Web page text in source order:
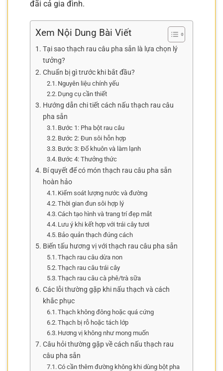
đãi cả gia đình.
Xem Nội Dung Bài Viết
Tại sao thạch rau câu pha sẵn là lựa chọn lý
tưởng?
Chuẩn bị gì trước khi bắt đầu?
Nguyên liệu chính yếu
Dụng cụ cần thiết
Hướng dẫn chi tiết cách nấu thạch rau câu
pha sẵn
Bước 1: Pha bột rau câu
Bước 2: Đun sôi hỗn hợp
Bước 3: Đổ khuôn và làm lạnh
Bước 4: Thưởng thức
Bí quyết để có món thạch rau câu pha sẵn
hoàn hảo
Kiểm soát lượng nước và đường
Thời gian đun sôi hợp lý
Cách tạo hình và trang trí đẹp mắt
Lưu ý khi kết hợp với trái cây tươi
Bảo quản thạch đúng cách
Biến tấu hương vị với thạch rau câu pha sẵn
Thạch rau câu dừa non
Thạch rau câu trái cây
Thạch rau câu cà phê/trà sữa
Các lỗi thường gặp khi nấu thạch và cách
khắc phục
Thạch không đông hoặc quá cứng
Thạch bị rỗ hoặc tách lớp
Hương vị không như mong muốn
Câu hỏi thường gặp về cách nấu thạch rau
câu pha sẵn
Có cần thêm đường không khi dùng bột pha